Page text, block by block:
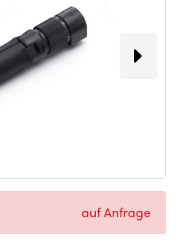
auf Anfrage